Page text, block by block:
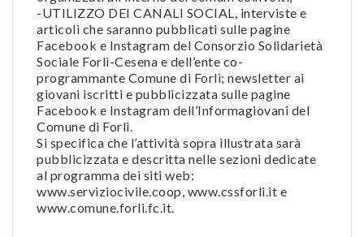
-UTILIZZO DEI CANALI SOCIAL, interviste e
articoli che saranno pubblicati sulle pagine
Facebook e Instagram del Consorzio Solidarietà
Sociale Forlì-Cesena e dell’ente co-
programmante Comune di Forlì; newsletter ai
giovani iscritti e pubblicizzata sulle pagine
Facebook e Instagram dell’Informagiovani del
Comune di Forlì.
Si specifica che l’attività sopra illustrata sarà
pubblicizzata e descritta nelle sezioni dedicate
al programma dei siti web:
www.serviziocivile.coop, www.cssforli.it e
www.comune.forli.fc.it.